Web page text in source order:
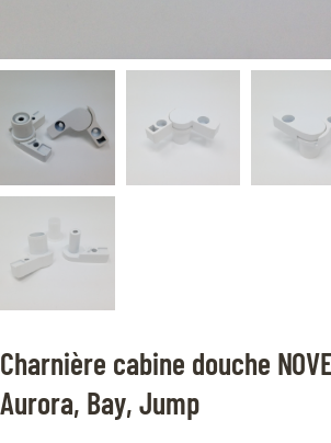
Charnière cabine douche
Aurora, Bay, Jump